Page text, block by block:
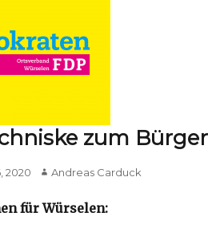
zum
2020 Author
Andreas Carduck
für Würselen: